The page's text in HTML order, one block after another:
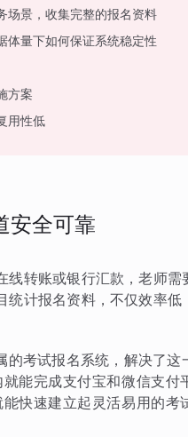
场景，收集完整的报名资料
体量下如何保证系统稳定性
方案
用性低
安全可靠
线转账或银行汇款，老师需
计报名资料，不仅效率低
考试报名系统，解决了这
能完成支付宝和微信支付
快速建立起灵活易用的考